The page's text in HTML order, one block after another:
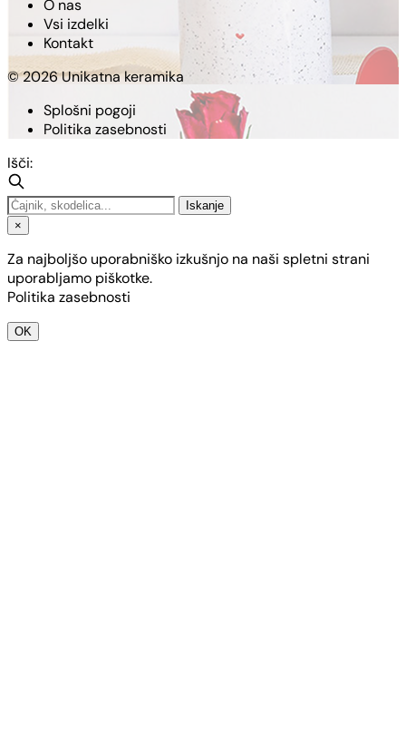
O nas
Vsi izdelki
Kontakt
© 2026 Unikatna keramika
Splošni pogoji
Politika zasebnosti
Išči:
Iskanje
×
Za najboljšo uporabniško izkušnjo na naši spletni strani
uporabljamo piškotke.
Politika zasebnosti
OK